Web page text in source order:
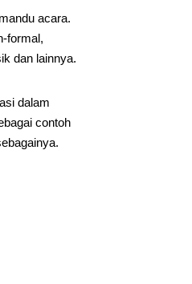
acara.
formal,
dan lainnya.
dalam
contoh